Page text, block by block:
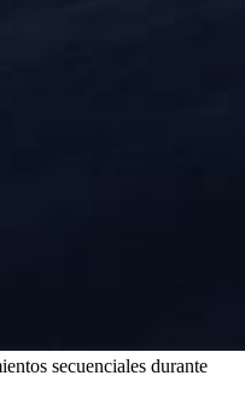
secuenciales durante